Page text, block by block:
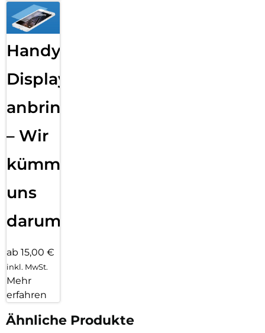
Handy
Displayfolie
anbringen
– Wir
kümmern
uns
darum!
ab 15,00 €
inkl. MwSt.
Mehr
erfahren
Ähnliche Produkte